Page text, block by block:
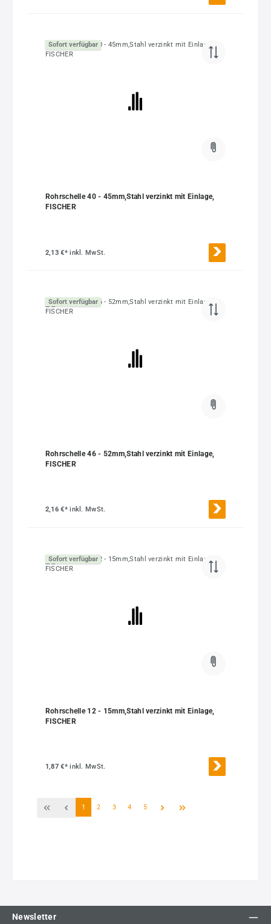
Sofort verfügbar
Rohrschelle 40 - 45mm,Stahl verzinkt mit Einlage,
FISCHER
2,13 €*inkl. MwSt.
Sofort verfügbar
Rohrschelle 46 - 52mm,Stahl verzinkt mit Einlage,
FISCHER
2,16 €*inkl. MwSt.
Sofort verfügbar
Rohrschelle 12 - 15mm,Stahl verzinkt mit Einlage,
FISCHER
1,87 €*inkl. MwSt.
Seite
1 Seite
2 Seite
3 Seite
4 Seite
5
Newsletter